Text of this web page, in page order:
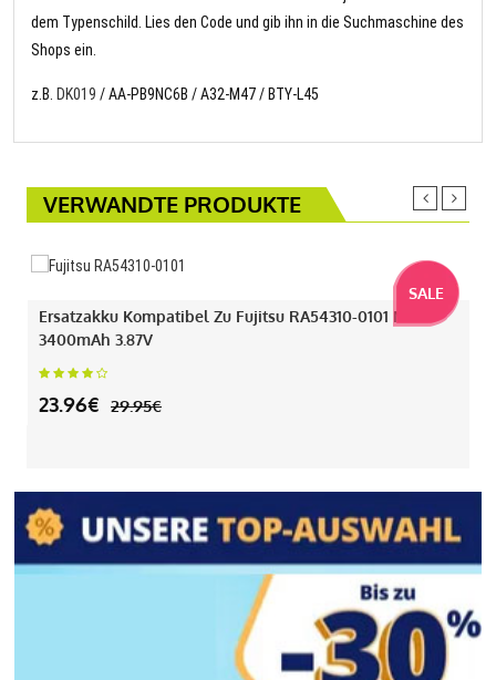
dem Typenschild. Lies den Code und gib ihn in die Suchmaschine des
Shops ein.
z.B. DK019 / AA-PB9NC6B / A32-M47 / BTY-L45
VERWANDTE PRODUKTE
SALE
Ersatzakku Kompatibel Zu Fujitsu RA54310-0101 Mit
3400mAh 3.87V
23.96€ 29.95€